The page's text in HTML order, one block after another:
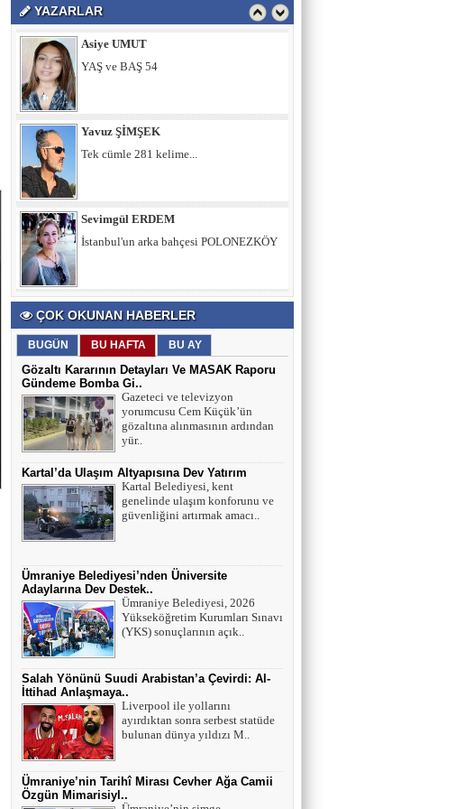
YAZARLAR
Yavuz ŞİMŞEK
Tek cümle 281 kelime...
Sevimgül ERDEM
İstanbul'un arka bahçesi POLONEZKÖY
Ömer ERDEM
Memura Çifte İkramiye, Emekliye Sabır
Z Kuşağını Anlamak
Adnan Can ATAMAN
Mutant virüsler tam aşılanmış kişileri tehdit
eder mi?
Asiye UMUT
YAŞ ve BAŞ 54
Yavuz ŞİMŞEK
Tek cümle 281 kelime...
ÇOK OKUNAN HABERLER
BUGÜN BU HAFTA BU AY
Gözaltı Kararının Detayları Ve MASAK Raporu
Gündeme Bomba Gi..
Gazeteci ve televizyon
yorumcusu Cem Küçük’ün
gözaltına alınmasının ardından
yür..
Kartal’da Ulaşım Altyapısına Dev Yatırım
Kartal Belediyesi, kent
genelinde ulaşım konforunu ve
güvenliğini artırmak amacı..
Ümraniye Belediyesi’nden Üniversite
Adaylarına Dev Destek..
Ümraniye Belediyesi, 2026
Yükseköğretim Kurumları Sınavı
(YKS) sonuçlarının açık..
Salah Yönünü Suudi Arabistan’a Çevirdi: Al-
İttihad Anlaşmaya..
Liverpool ile yollarını
ayırdıktan sonra serbest statüde
bulunan dünya yıldızı M..
Ümraniye’nin Tarihî Mirası Cevher Ağa Camii
Özgün Mimarisiyl..